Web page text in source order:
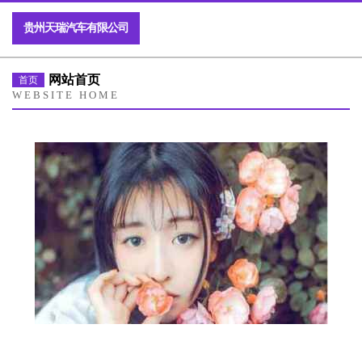
贵州天瑞汽车有限公司
首页 网站首页
WEBSITE HOME